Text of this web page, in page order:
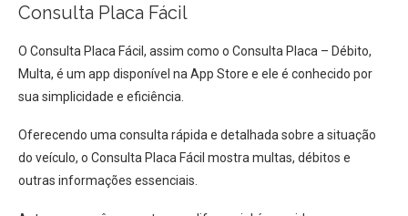
Consulta Placa Fácil
O Consulta Placa Fácil, assim como o Consulta Placa – Débito,
Multa, é um app disponível na App Store e ele é conhecido por
sua simplicidade e eficiência.
Oferecendo uma consulta rápida e detalhada sobre a situação
do veículo, o Consulta Placa Fácil mostra multas, débitos e
outras informações essenciais.